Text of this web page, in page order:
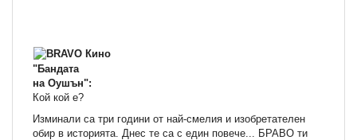
"Бандата
на Оушън":
Кой кой е?
Изминали са три години от най-смелия и изобретателен
обир в историята. Днес те са с един повече... БРАВО ти